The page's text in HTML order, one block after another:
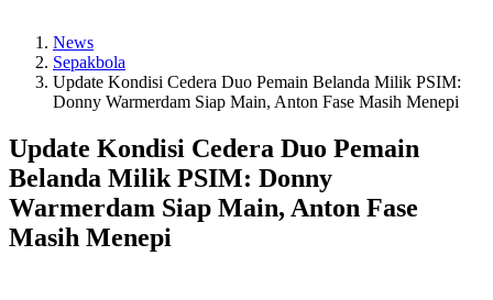
News
Sepakbola
Update Kondisi Cedera Duo Pemain Belanda Milik PSIM:
Donny Warmerdam Siap Main, Anton Fase Masih Menepi
Update Kondisi Cedera Duo Pemain
Belanda Milik PSIM: Donny
Warmerdam Siap Main, Anton Fase
Masih Menepi